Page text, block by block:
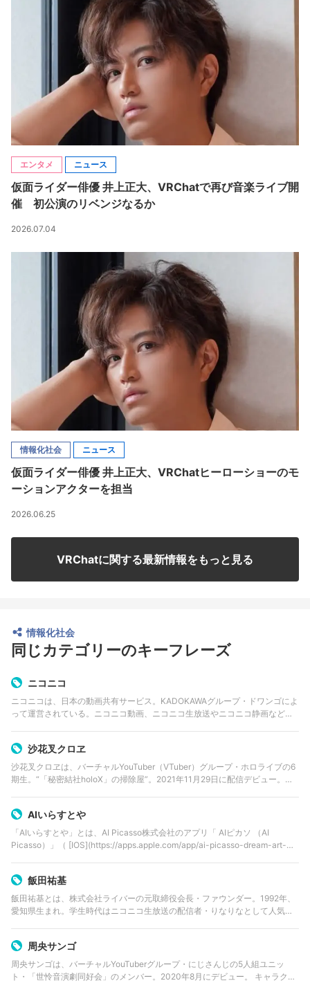
エンタメ ニュース
仮面ライダー俳優 井上正大、VRChatで再び音楽ライブ開
催 初公演のリベンジなるか
2026.07.04
情報化社会 ニュース
仮面ライダー俳優 井上正大、VRChatヒーローショーのモ
ーションアクターを担当
2026.06.25
VRChatに関する最新情報をもっと見る
情報化社会
同じカテゴリーのキーフレーズ
ニコニコ
ニコニコは、日本の動画共有サービス。KADOKAWAグループ・ドワンゴによ
って運営されている。ニコニコ動画、ニコニコ生放送やニコニコ静画などの
沙花叉クロヱ
沙花叉クロヱは、バーチャルYouTuber（VTuber）グループ・ホロライブの6
期生。“「秘密結社holoX」の掃除屋”。2021年11月29日に配信デビュー。キ
AIいらすとや
「AIいらすとや」とは、AI Picasso株式会社のアプリ「 AIピカソ （AI
Picasso）」（ [IOS](https://apps.apple.com/app/ai-picasso-dream-art-
飯田祐基
飯田祐基とは、株式会社ライバーの元取締役会長・ファウンダー。1992年、
愛知県生まれ。学生時代はニコニコ生放送の配信者・りなりなとして人気を
周央サンゴ
周央サンゴは、バーチャルYouTuberグループ・にじさんじの5人組ユニッ
ト・「世怜音演劇同好会」のメンバー。2020年8月にデビュー。 キャラクタ